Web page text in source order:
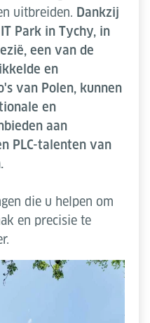
uitbreiden. Dankzij
Park in Tychy, in
een van de
en
van Polen, kunnen
en
aan
PLC-talenten van
die u helpen om
en precisie te